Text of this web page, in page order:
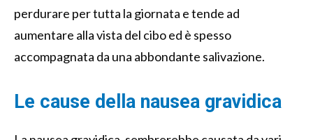
perdurare per tutta la giornata e tende ad
aumentare alla vista del cibo ed è spesso
accompagnata da una abbondante salivazione.
Le cause della nausea gravidica